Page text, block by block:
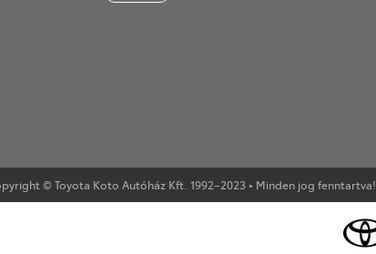
© Toyota Koto Autóház Kft. 1992–2023 • Minden jog fenntartva!